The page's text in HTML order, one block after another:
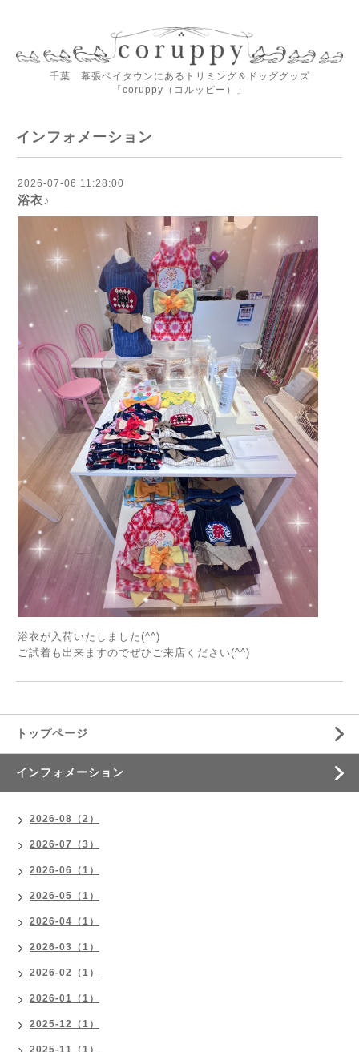
千葉 幕張ベイタウンにあるトリミング＆ドッググッズ
「coruppy（コルッピー）」
インフォメーション
2026-07-06 11:28:00
浴衣♪
浴衣が入荷いたしました(^^)
ご試着も出来ますのでぜひご来店ください(^^)
トップページ
インフォメーション
2026-08（2）
2026-07（3）
2026-06（1）
2026-05（1）
2026-04（1）
2026-03（1）
2026-02（1）
2026-01（1）
2025-12（1）
2025-11（1）